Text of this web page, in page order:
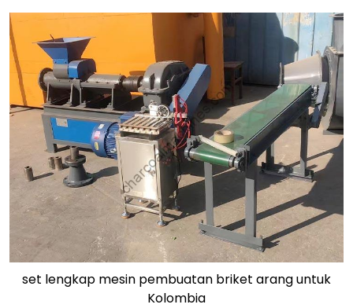
set lengkap mesin pembuatan briket arang untuk
Kolombia